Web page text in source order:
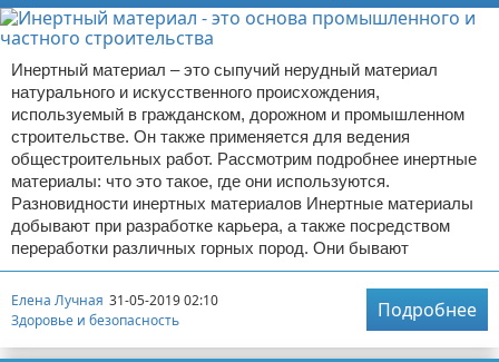
Инертный материал – это сыпучий нерудный материал
натурального и искусственного происхождения,
используемый в гражданском, дорожном и промышленном
строительстве. Он также применяется для ведения
общестроительных работ. Рассмотрим подробнее инертные
материалы: что это такое, где они используются.
Разновидности инертных материалов Инертные материалы
добывают при разработке карьера, а также посредством
переработки различных горных пород. Они бывают
Елена Лучная 31-05-2019 02:10
Здоровье и безопасность
Подробнее